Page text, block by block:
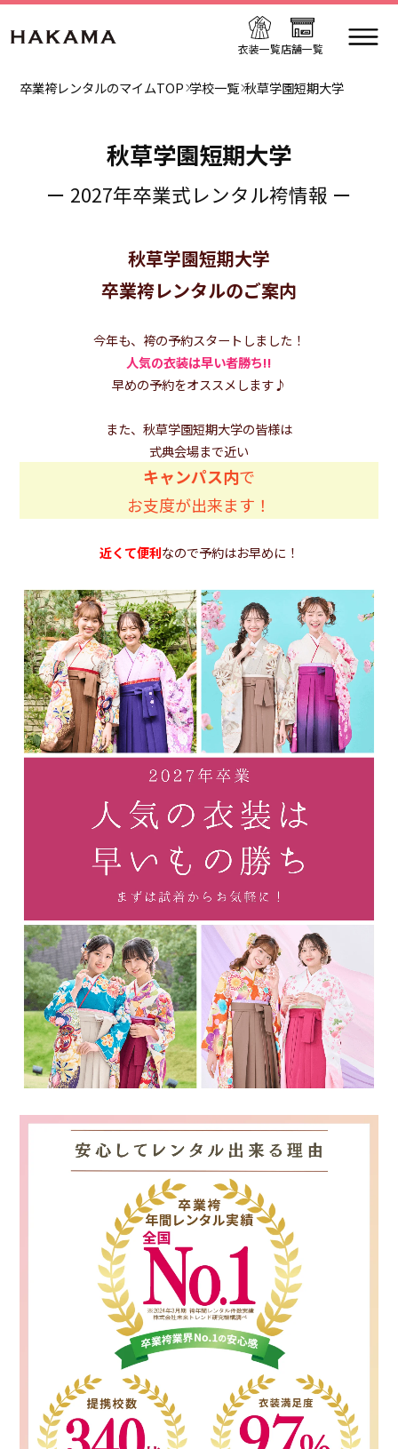
衣装一覧店舗一覧
卒業袴レンタルのマイムTOP 学校一覧 秋草学園短期大学
秋草学園短期大学
ー 2027年卒業式レンタル袴情報 ー
秋草学園短期大学
卒業袴レンタルのご案内
今年も、袴の予約スタートしました！
人気の衣装は早い者勝ち!!
早めの予約をオススメします♪
また、秋草学園短期大学の皆様は
式典会場まで近い
キャンパス内で
お支度が出来ます！
近くて便利なので予約はお早めに！